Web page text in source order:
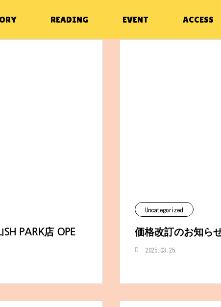
READING EVENT ACCESS
ェステ
mottoに掲載されました。
PARK店 OPE
Uncategorized
価格改訂のお知ら
2025.03.25